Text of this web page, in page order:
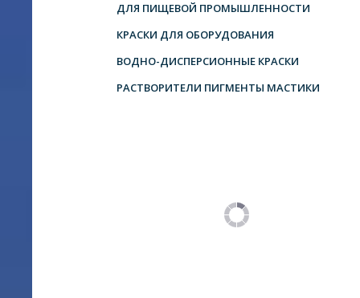
ДЛЯ ПИЩЕВОЙ ПРОМЫШЛЕННОСТИ
КРАСКИ ДЛЯ ОБОРУДОВАНИЯ
ВОДНО-ДИСПЕРСИОННЫЕ КРАСКИ
РАСТВОРИТЕЛИ ПИГМЕНТЫ МАСТИКИ